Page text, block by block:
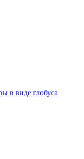
в виде глобуса